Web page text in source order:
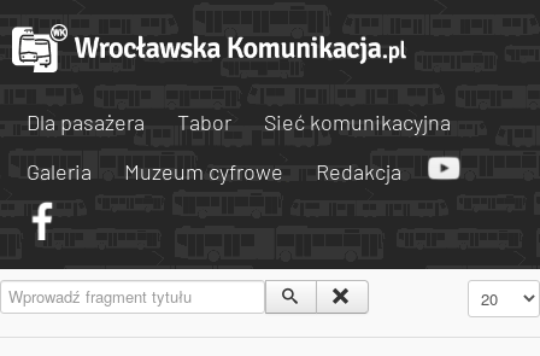
Dla pasażera Tabor
Sieć komunikacyjna
Galeria
Muzeum cyfrowe Redakcja
Wprowadź fragment tytułu Pokaż #